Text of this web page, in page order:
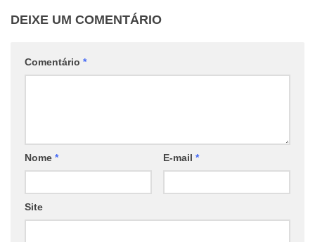
DEIXE UM COMENTÁRIO
Comentário *
Nome * E-mail *
Site